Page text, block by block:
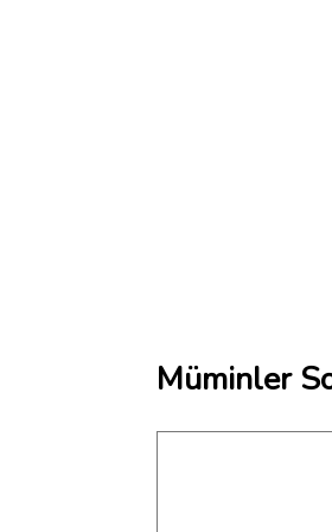
Müminler